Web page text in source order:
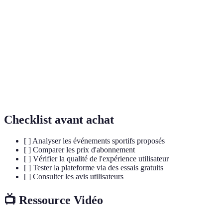
Checklist avant achat
[ ] Analyser les événements sportifs proposés
[ ] Comparer les prix d'abonnement
[ ] Vérifier la qualité de l'expérience utilisateur
[ ] Tester la plateforme via des essais gratuits
[ ] Consulter les avis utilisateurs
📺 Ressource Vidéo